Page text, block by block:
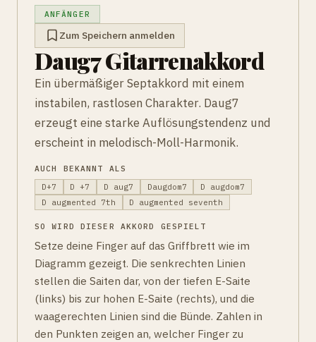
ANFÄNGER
Zum Speichern anmelden
Daug7 Gitarrenakkord
Ein übermäßiger Septakkord mit einem
instabilen, rastlosen Charakter. Daug7
erzeugt eine starke Auflösungstendenz und
erscheint in melodisch-Moll-Harmonik.
AUCH BEKANNT ALS
D+7
D +7 D aug7 Daugdom7
D augdom7
D augmented 7th
D augmented seventh
SO WIRD DIESER AKKORD GESPIELT
Setze deine Finger auf das Griffbrett wie im
Diagramm gezeigt. Die senkrechten Linien
stellen die Saiten dar, von der tiefen E-Saite
(links) bis zur hohen E-Saite (rechts), und die
waagerechten Linien sind die Bünde. Zahlen in
den Punkten zeigen an, welcher Finger zu